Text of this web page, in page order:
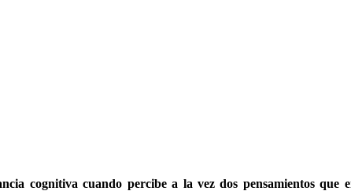
cognitiva cuando percibe a la vez dos pensamientos que